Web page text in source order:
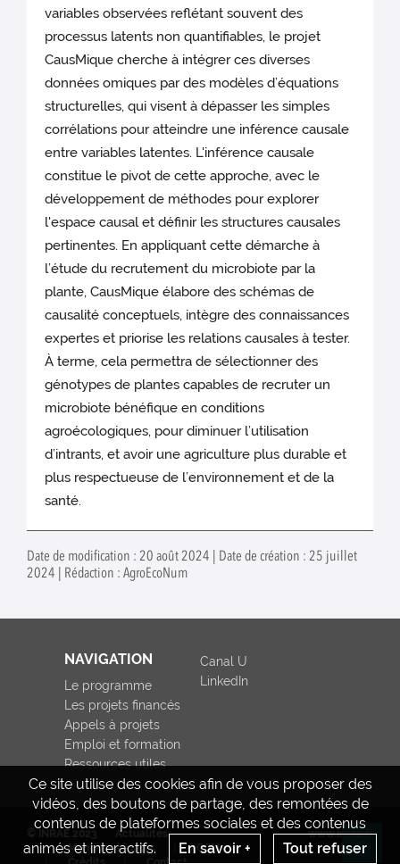
variables observées reflétant souvent des
processus latents non quantifiables, le projet
CausMique cherche à intégrer ces diverses
données omiques par des modèles d’équations
structurelles, qui visent à dépasser les simples
corrélations pour atteindre une inférence causale
entre variables latentes. L'inférence causale
constitue le pivot de cette approche, avec le
développement de méthodes pour explorer
l'espace causal et définir les structures causales
pertinentes. En appliquant cette démarche à
l’étude du recrutement du microbiote par la
plante, CausMique élabore des schémas de
causalité conceptuels, intègre des connaissances
expertes et priorise les relations causales à tester.
À terme, cela permettra de sélectionner des
génotypes de plantes capables de recruter un
microbiote bénéfique en conditions
agroécologiques, pour diminuer l’utilisation
d’intrants, et avoir une agriculture plus durable et
plus respectueuse de l’environnement et de la
santé.
Date de modification : 20 août 2024 | Date de création : 25 juillet
2024 | Rédaction : AgroEcoNum
Ce site utilise des cookies afin de vous proposer des
vidéos, des boutons de partage, des remontées de
contenus de plateformes sociales et des contenus
animés et interactifs.
En savoir + Tout refuser
NAVIGATION
Le programme
Les projets financés
Appels à projets
Emploi et formation
Ressources utiles
Canal U
LinkedIn
Actualités
Mentions légales
CGU
www.inrae.fr